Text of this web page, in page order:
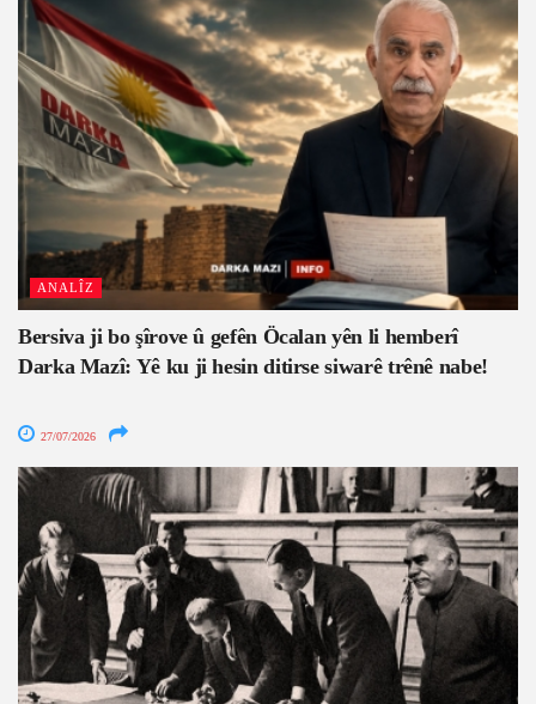
ANALÎZ
Bersiva ji bo şîrove û gefên Öcalan yên li hemberî
Darka Mazî: Yê ku ji hesin ditirse siwarê trênê nabe!
27/07/2026